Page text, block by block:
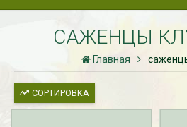
САЖЕНЦЫ
Главная
СОРТИРОВКА